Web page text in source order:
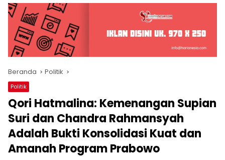
Beranda Politik
Politik
Qori Hatmalina: Kemenangan Supian
Suri dan Chandra Rahmansyah
Adalah Bukti Konsolidasi Kuat dan
Amanah Program Prabowo